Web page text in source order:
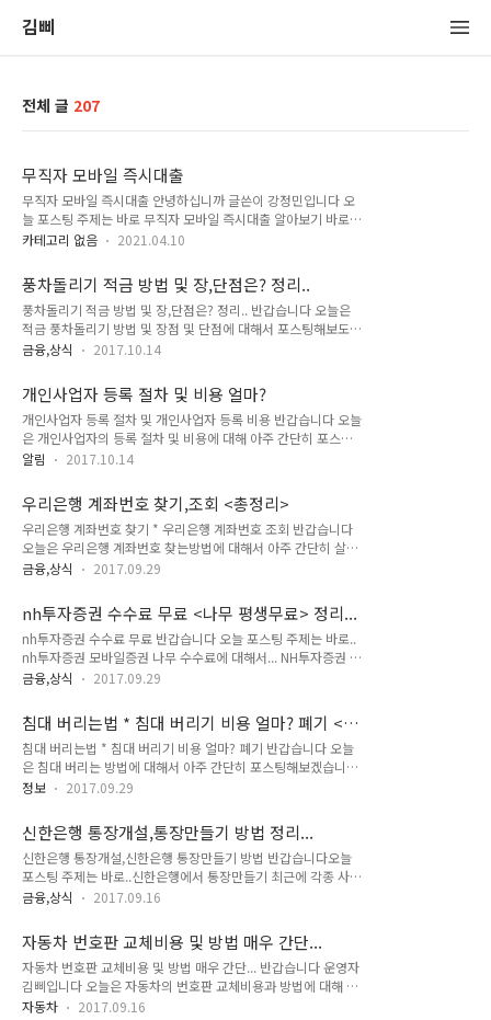
김삐
전체 글 207
무직자 모바일 즉시대출
무직자 모바일 즉시대출 안녕하십니까 글쓴이 강정민입니다 오
늘 포스팅 주제는 바로 무직자 모바일 즉시대출 알아보기 바로
시작합니다. 읽어보시고 도움이 되었으면 좋겠습니다. 과거 몇년
굉장히 어려운 일이었지만 요즘에는 모바일 비대면 대출상품이
늘어남으로써 소액 정도는 어렵지 않게 가능합니다 어떤 상품이
있는지 한번 살펴보겠습니다 우리은행 위비뱅크 비상금상품 직
업이나 소득에 관계없이 통신정보를 활용해서 진행을 해주는 상
품으로 통신 3사 sk, kt, lg u+를 이용중이라면 누구나 신청할 수
는 변동금리이기 때문에 실제로 적용되는 금리를 확인하고 싶은
분들은 영업점에 전화문의해보는 것이 좋..
카테고리 없음 2021.04.10
풍차돌리기 적금 방법 및 장,단점은? 정리..
풍차돌리기 적금 방법 및 장,단점은? 정리.. 반갑습니다 오늘은
적금 풍차돌리기 방법 및 장점 및 단점에 대해서 포스팅해보도록
하겠습니다 바로 시작합니다~ 예나 지금이나 목돈을 모으기 위
게 들수있는 풍차돌리기 방법에 대해 설명하려 합니다 풍차돌리
기 적금 방식은 간단합니다 매달 1년짜리 적금을 드는겁니다 이
게 1년 로테이션 구조입니다 그럼 2018년 1월에는 2017년 1월
짜리 적금 만기가 되는거죠.. 그리고 또 들고.. 2018년 2월에는
2017년 2월짜리 만기.. 그리고 또 들고.. 매달 적금 만기가 도래
합니다. 그냥 적금을 넣어놓으면 성취감 느끼는게 쉽지 않거든요
그래서 해지하기..
금융,상식 2017.10.14
개인사업자 등록 절차 및 비용 얼마?
개인사업자 등록 절차 및 개인사업자 등록 비용 반갑습니다 오늘
은 개인사업자의 등록 절차 및 비용에 대해 아주 간단히 포스팅
해보겠습니다 개인사업자 등록 절차 몇년전만 하더라도 개인사
제는 인터넷을 통해서도 가능하네요~ 잘 모르겠다 싶으면 방문
하시는게 여러모로 편합니다 도움도 받을수 있구요 블로그 설명
보고 할수있겠다 싶으면 인터넷으로 진행하시면 되겠네요~ 개
인사업자의 경우 일반사업자와 간이과세자로 나눌 수 있습니다
일반사업자와 간이과세자의 차이는 직전년도 매출이 4,800만
출액이 4,800만원 이하라도 도심에서 영업을 하는 사업자나 부
동산매매업, 부동산임대업 등은 제외) 시작하려는 사업의 ..
알림 2017.10.14
우리은행 계좌번호 찾기,조회 <총정리>
우리은행 계좌번호 찾기 * 우리은행 계좌번호 조회 반갑습니다
오늘은 우리은행 계좌번호 찾는방법에 대해서 아주 간단히 살펴
보도록 하겠습니다 우선 계좌번호는 통장 첫페이지에 적혀져 있
번호가 필요할때.. 다양하게 조회해볼수 있습니다 우선 우리은행
홈페이지에 접속하시면 됩니다 전계좌조회 하기 이러면 계좌번
호를 조회할수 있습니다 그다음 신분증이 있다면 우리은행에 방
문하셔서 물어보시면 됩니다 또한 체크카드를 소지중이라면
atm기기에서 계좌번호를 확인할수 있습니다 마지막으로 '계좌
들어가셔서 정보를 입력하시면 본인의 모든 계좌를 확인할수 있
습니다 계좌번호 찾기에도 좋지만 여러곳에 잔액확인하기도 좋
습니다..
금융,상식 2017.09.29
nh투자증권 수수료 무료 <나무 평생무료> 정리...
nh투자증권 수수료 무료 반갑습니다 오늘 포스팅 주제는 바로..
nh투자증권 모바일증권 나무 수수료에 대해서... NH투자증권 나
무 평생무료수수료 NH투자증권의 모바일증권 '나무'에서 업계
식 평생무료 이벤트'를 2017년 8월 28일 ~ 10월 31일까지 시
행한다고 합니다 이벤트는 스마트폰으로 계좌를 개설한 최초 신
규 고객 대상입니다 이벤트 기간내 개설한 계좌만을 대상으로 하
는 한시적 이벤트구요~ 평생 무료 수수료가 적용되는 상품은 거
래소,코스닥,코넥스 시장에 상장된 국내주식(ETF, ELW, ETN 포
나무 홈페이지) 거래시 적용되며 유관기관 제비용 제외된다고
합니다 htt..
금융,상식 2017.09.29
침대 버리는법 * 침대 버리기 비용 얼마? 폐기 <
정리>
침대 버리는법 * 침대 버리기 비용 얼마? 폐기 반갑습니다 오늘
은 침대 버리는 방법에 대해서 아주 간단히 포스팅해보겠습니다
침대 폐기 * 침대 버리는 비용 침대의 경우 이사를 가거나 완전
버릴까 말까죠.. 그래서 어떻게 버려야되는지 매우 궁금하실겁니
다 간단하게 분류해 본다면.. - 구청에 신고하고 버리기 - 고물상
이용 - 나눔 하기 보통 폐기물 스티커를 구매해서 버립니다 아파
트의 거주중이라면 경비실에 문의해보시면 됩니다 관리사무소
나 중앙경비실에 스티커를 팔거든요 그걸 구매해서 부착후 버리
면 주민센터에서 구매하시면 됩니다 참고로 스티커가 붙혀져 있
지 않다면 수거업체에서 수거해가지 않습..
정보 2017.09.29
신한은행 통장개설,통장만들기 방법 정리...
신한은행 통장개설,신한은행 통장만들기 방법 반갑습니다오늘
포스팅 주제는 바로..신한은행에서 통장만들기 최근에 각종 사
건,사고로 인해통장만들기가 힘들어진거 다들 아시죠?그리고 통
떻게 적용되는지한번 살펴보도록 하겠습니다 신한은행 거래 목
적별 증빙서류 다른 은행들도 크게 다르지 않을겁니다 목적에 따
라 급여 계좌,법인,모임 계좌공과금 이체 계좌,알바 계좌 등다양
하게 나뉘고 있습니다 그에 따른 증빙 서류도 다르니 유의하시구
요.. 학생이나 주부님들의 경우라면? 신분증만 지참해서 은행에
금융,상식 2017.09.16
자동차 번호판 교체비용 및 방법 매우 간단...
자동차 번호판 교체비용 및 방법 매우 간단... 반갑습니다 운영자
김삐입니다 오늘은 자동차의 번호판 교체비용과 방법에 대해 아
주 간단히 살펴보도록 하겠습니다 번호판 훼손이라던지 녹색 번
자동차 2017.09.16